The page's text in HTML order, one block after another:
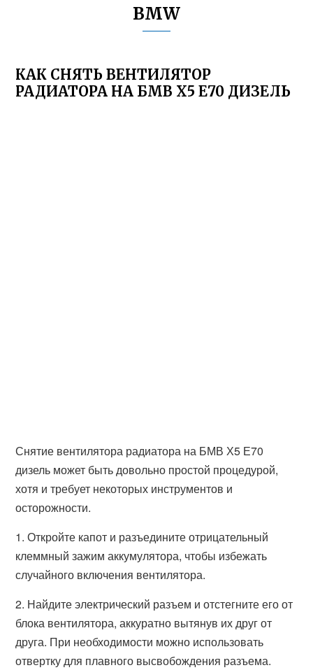
BMW
КАК СНЯТЬ ВЕНТИЛЯТОР
РАДИАТОРА НА БМВ Х5 Е70 ДИЗЕЛЬ
Снятие вентилятора радиатора на БМВ Х5 Е70
дизель может быть довольно простой процедурой,
хотя и требует некоторых инструментов и
осторожности.
1. Откройте капот и разъедините отрицательный
клеммный зажим аккумулятора, чтобы избежать
случайного включения вентилятора.
2. Найдите электрический разъем и отстегните его от
блока вентилятора, аккуратно вытянув их друг от
друга. При необходимости можно использовать
отвертку для плавного высвобождения разъема.